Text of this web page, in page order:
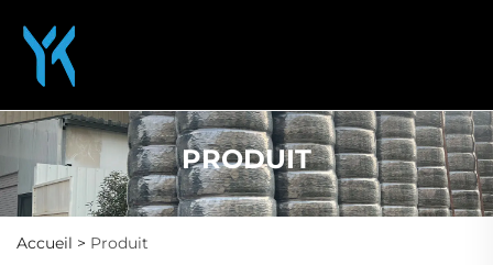
PRODUIT
Accueil > Produit